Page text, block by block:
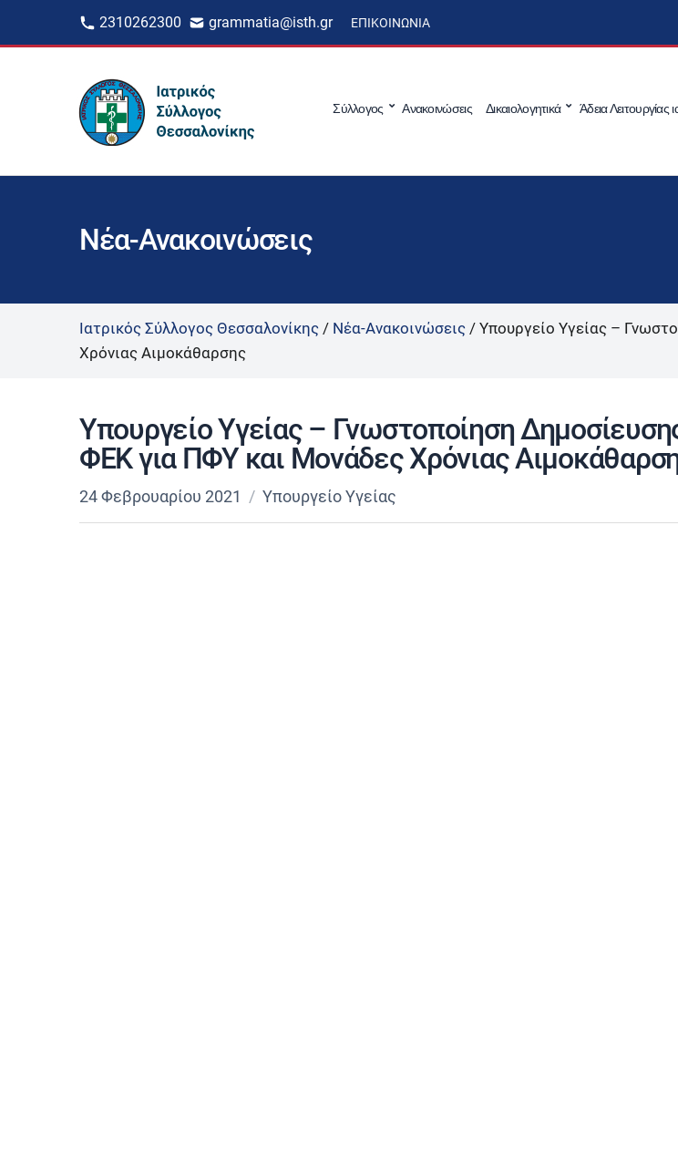
2310262300 grammatia@isth.gr ΕΠΙΚΟΙΝΩΝΊΑ
Σύλλογος Ανακοινώσεις Δικαιολογητικά Άδεια Λειτουργίας
Νέα-Ανακοινώσεις
Ιατρικός Σύλλογος Θεσσαλονίκης / Νέα-Ανακοινώσεις / Υπουργείο Υγείας –
Χρόνιας Αιμοκάθαρσης
Υπουργείο Υγείας – Γνωστοποίηση
ΦΕΚ για ΠΦΥ και Μονάδες Χρόνιας
24 Φεβρουαρίου 2021 Υπουργείο Υγείας